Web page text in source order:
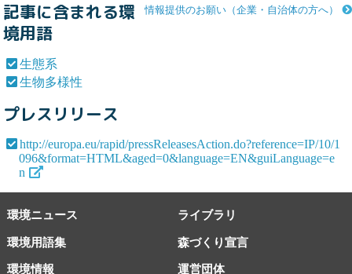
情報提供のお願い（企業・自治体の方へ）
記事に含まれる環
境用語
生態系
生物多様性
プレスリリース
http://europa.eu/rapid/pressReleasesAction.do?reference=IP/10/1
096&format=HTML&aged=0&language=EN&guiLanguage=e
n
環境ニュース ライブラリ
環境用語集 森づくり宣言
環境情報 運営団体